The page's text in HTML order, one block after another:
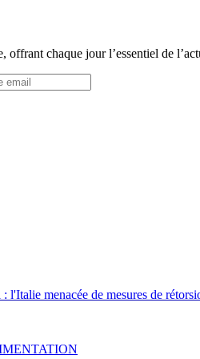
offrant chaque jour l’essentiel de
l'Italie menacée de mesures de